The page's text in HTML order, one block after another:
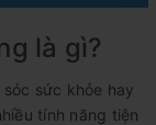
là gì?
sức khỏe hay
tính năng tiện